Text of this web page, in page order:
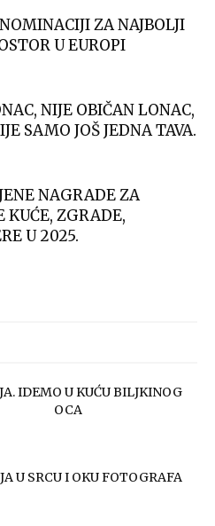
ZA NAJBOLJI
U EUROPI
NIJE OBIČAN LONAC,
SAMO JOŠ JEDNA TAVA.
NAGRADE ZA
KUĆE, ZGRADE,
U 2025.
IDEMO U KUĆU BILJKINOG
OCA
U SRCU I OKU FOTOGRAFA